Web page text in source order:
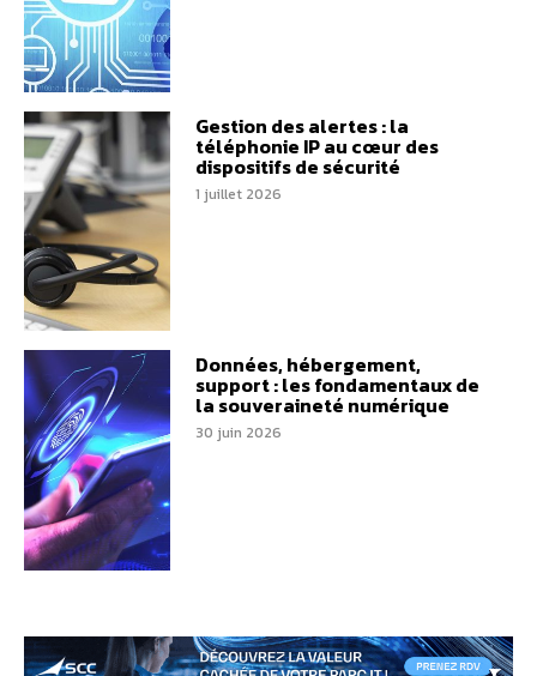
Gestion des alertes : la
téléphonie IP au cœur des
dispositifs de sécurité
1 juillet 2026
Données, hébergement,
support : les fondamentaux de
la souveraineté numérique
30 juin 2026